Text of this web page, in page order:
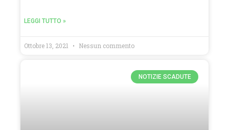
LEGGI TUTTO »
Ottobre 13, 2021 Nessun commento
NOTIZIE SCADUTE